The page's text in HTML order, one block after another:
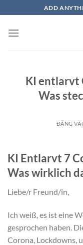
qua
nội
ADD
KI entlarvt
Was
ĐĂNG
KI Entlarvt 7
Was wirklich
Liebe/r Freund/in,
Ich weiß, es ist eine
gesprochen haben.
Corona, Lockdowns,